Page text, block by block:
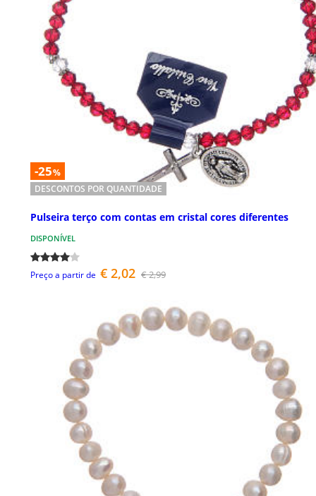
-25%
DESCONTOS POR QUANTIDADE
Pulseira terço com contas em cristal cores diferentes
DISPONÍVEL
Preço a partir de € 2,02 € 2,99